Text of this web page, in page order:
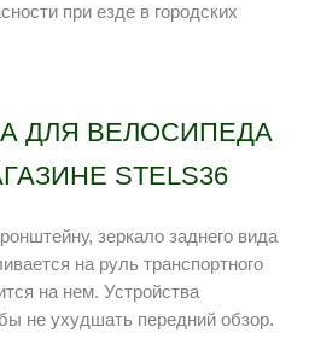
при езде в городских
ДЛЯ ВЕЛОСИПЕДА
STELS36
зеркало заднего вида
на руль транспортного
на нем. Устройства
не ухудшать передний обзор.